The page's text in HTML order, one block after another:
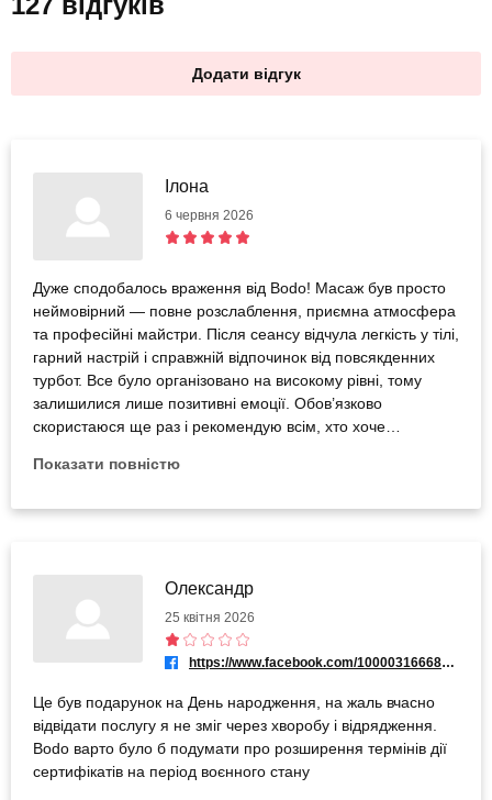
Додати відгук
Ілона
6 червня 2026
Дуже сподобалось враження від Bodo! Масаж був просто
неймовірний — повне розслаблення, приємна атмосфера
та професійні майстри. Після сеансу відчула легкість у тілі,
гарний настрій і справжній відпочинок від повсякденних
турбот. Все було організовано на високому рівні, тому
залишилися лише позитивні емоції. Обов’язково
скористаюся ще раз і рекомендую всім, хто хоче
приємні враження!
Показати повністю
Олександр
25 квітня 2026
https://www.facebook.com/100003166680990
Це був подарунок на День народження, на жаль вчасно
відвідати послугу я не зміг через хворобу і відрядження.
Bodo варто було б подумати про розширення термінів дії
сертифікатів на період воєнного стану